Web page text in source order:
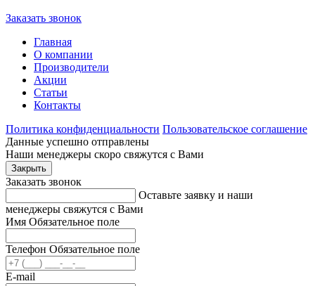
Заказать звонок
Главная
О компании
Производители
Акции
Статьи
Контакты
Политика конфиденциальности Пользовательское соглашение
Данные успешно отправлены
Наши менеджеры скоро свяжутся с Вами
Закрыть
Заказать звонок
Оставьте заявку и наши
менеджеры свяжутся с Вами
Имя Обязательное поле
Телефон Обязательное поле
E-mail